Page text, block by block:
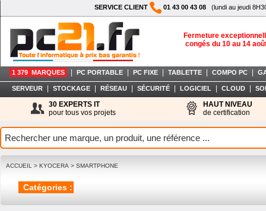
SERVICE CLIENT 01 43 00 43 08 (lundi au jeudi
Fermeture
congés du 10 au 14
1 379 MARQUES PC PORTABLE PC FIXE TABLETTE COMPO PC
SERVEUR STOCKAGE RÉSEAU SÉCURITÉ LOGICIEL CLOUD
30 EXPERTS IT
pour tous vos projets
HAUT NIVEAU
de certification
ACCUEIL > KYOCERA > SMARTPHONE
Catégories :